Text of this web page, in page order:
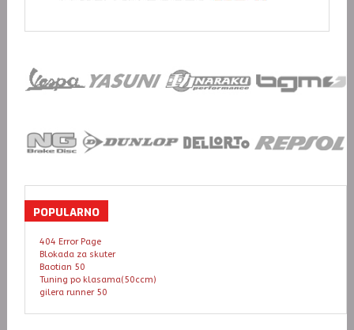
POPULARNO
404 Error Page
Blokada za skuter
Baotian 50
Tuning po klasama(50ccm)
gilera runner 50